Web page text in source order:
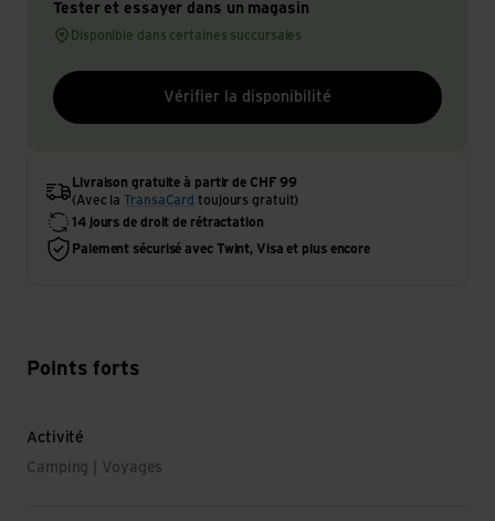
Tester et essayer dans un magasin
Disponible dans certaines succursales
Vérifier la disponibilité
Livraison gratuite à partir de CHF 99
(Avec la
TransaCard toujours gratuit)
14 jours de droit de rétractation
Paiement sécurisé avec Twint, Visa et plus encore
Points forts
Activité
Camping | Voyages